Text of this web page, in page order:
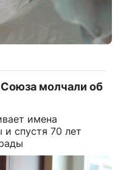
молчали об
имена
спустя 70 лет